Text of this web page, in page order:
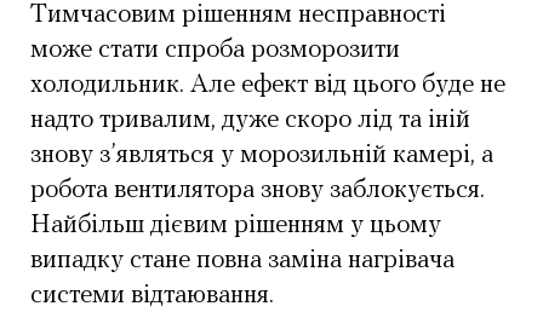
Тимчасовим рішенням несправності
може стати спроба розморозити
холодильник. Але ефект від цього буде не
надто тривалим, дуже скоро лід та іній
знову з’являться у морозильній камері, а
робота вентилятора знову заблокується.
Найбільш дієвим рішенням у цьому
випадку стане повна заміна нагрівача
системи відтаювання.